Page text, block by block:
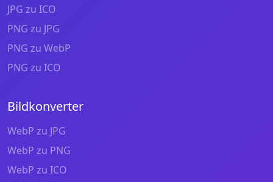
JPG zu ICO
PNG zu JPG
PNG zu WebP
PNG zu ICO
Bildkonverter
WebP zu JPG
WebP zu PNG
WebP zu ICO